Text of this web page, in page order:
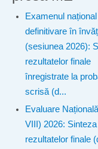
Examenul
definitivare în
(sesiunea 2026):
rezultatelor finale
înregistrate la
scrisă (d...
Evaluare
VIII) 2026: Sinteza
rezultatelor finale